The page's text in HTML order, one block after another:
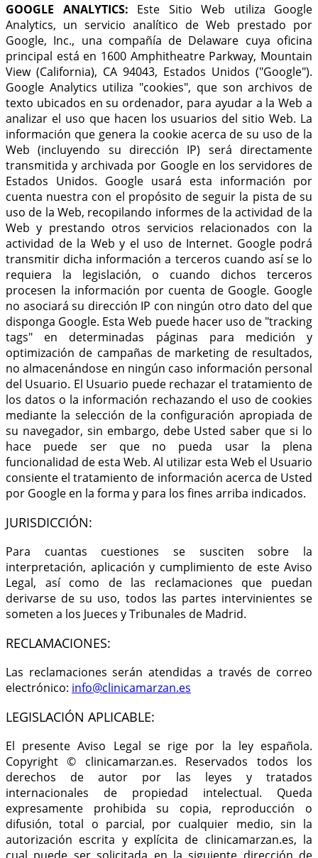
GOOGLE ANALYTICS: Este Sitio Web utiliza Google
Analytics, un servicio analítico de Web prestado por
Google, Inc., una compañía de Delaware cuya oficina
principal está en 1600 Amphitheatre Parkway, Mountain
View (California), CA 94043, Estados Unidos ("Google").
Google Analytics utiliza "cookies", que son archivos de
texto ubicados en su ordenador, para ayudar a la Web a
analizar el uso que hacen los usuarios del sitio Web. La
información que genera la cookie acerca de su uso de la
Web (incluyendo su dirección IP) será directamente
transmitida y archivada por Google en los servidores de
Estados Unidos. Google usará esta información por
cuenta nuestra con el propósito de seguir la pista de su
uso de la Web, recopilando informes de la actividad de la
Web y prestando otros servicios relacionados con la
actividad de la Web y el uso de Internet. Google podrá
transmitir dicha información a terceros cuando así se lo
requiera la legislación, o cuando dichos terceros
procesen la información por cuenta de Google. Google
no asociará su dirección IP con ningún otro dato del que
disponga Google. Esta Web puede hacer uso de "tracking
tags" en determinadas páginas para medición y
optimización de campañas de marketing de resultados,
no almacenándose en ningún caso información personal
del Usuario. El Usuario puede rechazar el tratamiento de
los datos o la información rechazando el uso de cookies
mediante la selección de la configuración apropiada de
su navegador, sin embargo, debe Usted saber que si lo
hace puede ser que no pueda usar la plena
funcionalidad de esta Web. Al utilizar esta Web el Usuario
consiente el tratamiento de información acerca de Usted
por Google en la forma y para los fines arriba indicados.
JURISDICCIÓN:
Para cuantas cuestiones se susciten sobre la
interpretación, aplicación y cumplimiento de este Aviso
Legal, así como de las reclamaciones que puedan
derivarse de su uso, todos las partes intervinientes se
someten a los Jueces y Tribunales de Madrid.
RECLAMACIONES:
Las reclamaciones serán atendidas a través de correo
electrónico: info@clinicamarzan.es
LEGISLACIÓN APLICABLE:
El presente Aviso Legal se rige por la ley española.
Copyright © clinicamarzan.es. Reservados todos los
derechos de autor por las leyes y tratados
internacionales de propiedad intelectual. Queda
expresamente prohibida su copia, reproducción o
difusión, total o parcial, por cualquier medio, sin la
autorización escrita y explícita de clinicamarzan.es, la